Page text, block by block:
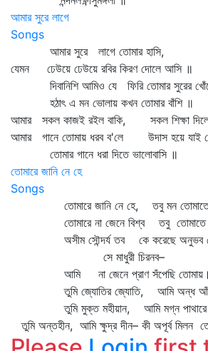
আমার সুরে লাগে
Songs
আমার সুরে লাগে তোমার হাসি,
যেমন ঢেউয়ে ঢেউয়ে রবির কিরণ দোলে আসি ॥
দিবানিশি আমিও যে ফিরি তোমার সুরের
হঠাৎ এ মন ভোলায় কখন তোমার বাঁশি ॥
আমার সকল কাজই রইল বাকি, সকল শিক্ষা
আমার গানে তোমায় ধরব ব'লে উদাস হয়ে যাই
তোমার গানে ধরা দিতে ভালোবাসি ॥
তোমারে জানি নে হে
Songs
তোমারে জানি নে হে, তবু মন তোমাতে
তোমারে না জেনে বিশ্ব তবু তোমাতে
অসীম সৌন্দর্য তব কে করেছে অনুভব
সে মাধুরী চিরনব–
আমি না জেনে প্রাণ সঁপেছি
তুমি জ্যোতির জ্যোতি, আমি অন্ধ
তুমি মুক্ত মহীয়ান, আমি মগ্ন
তুমি অন্তহীন, আমি ক্ষুদ্র দীন– কী অপূর্ব মিলন